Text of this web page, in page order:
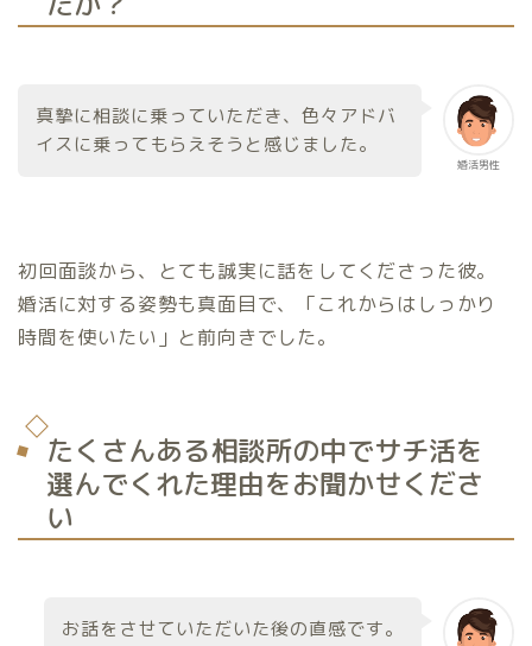
婚活男性
真摯に相談に乗っていただき、色々アドバ
イスに乗ってもらえそうと感じました。
初回面談から、とても誠実に話をしてくださった彼。
婚活に対する姿勢も真面目で、「これからはしっかり
時間を使いたい」と前向きでした。
たくさんある相談所の中でサチ活を
選んでくれた理由をお聞かせくださ
い
お話をさせていただいた後の直感です。